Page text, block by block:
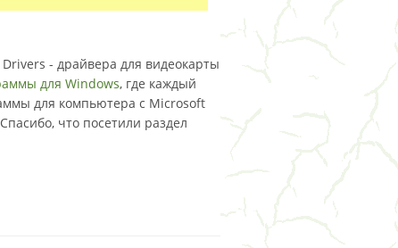
- драйвера для видеокарты
для Windows, где каждый
для компьютера с Microsoft
что посетили раздел